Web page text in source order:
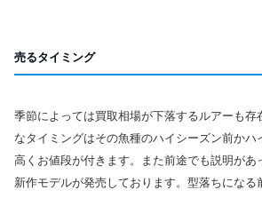
売るタイミング
季節によっては買取相場が下落するルアーも存
なタイミングはその魚種のハイシーズン前かハ
高くお値段が付きます。また前途でも説明があ
新作モデルが発売しております。型落ちになる